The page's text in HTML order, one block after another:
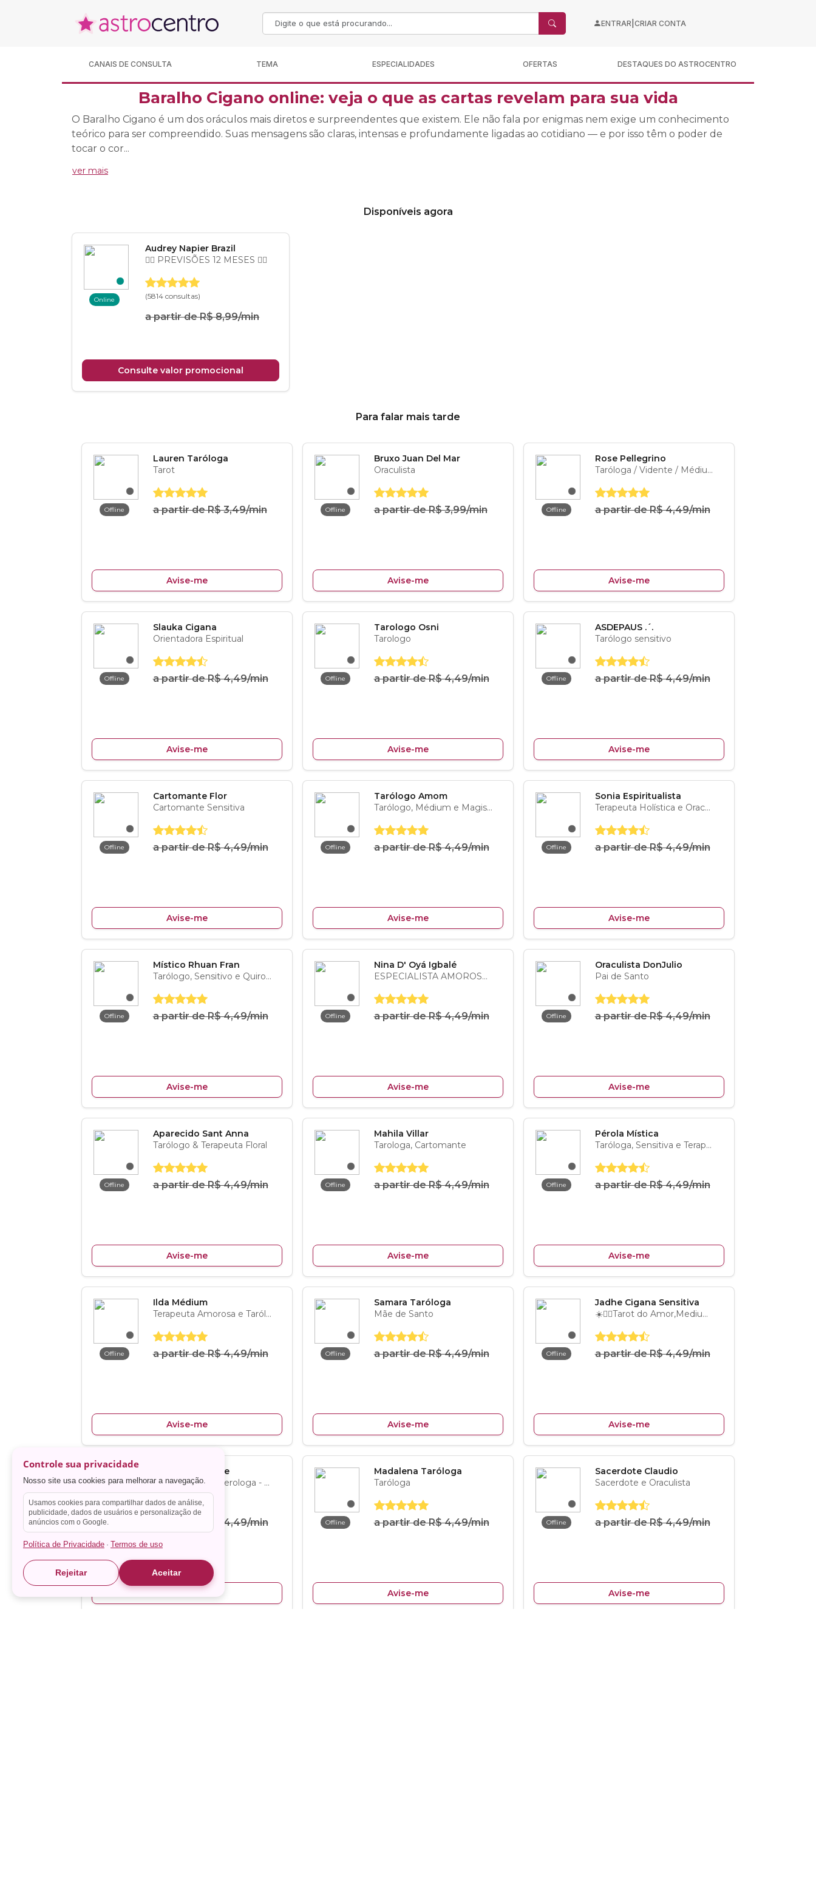
ENTRAR CRIAR CONTA
CANAIS DE CONSULTA TEMA ESPECIALIDADES OFERTAS DESTAQUES DO ASTROCENTRO
Controle sua privacidade
Nosso site usa cookies para melhorar a navegação.
Usamos cookies para compartilhar dados de análise,
publicidade, dados de usuários e personalização de
anúncios com o Google.
Política de Privacidade · Termos de uso
Rejeitar Aceitar